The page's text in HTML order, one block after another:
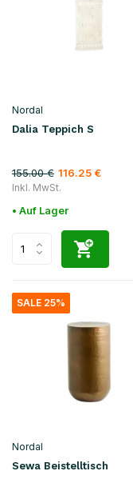
Nordal
Dalia Teppich S
155.00 € 116.25 €
Inkl. MwSt.
• Auf Lager
SALE 25%
Nordal
Sewa Beistelltisch